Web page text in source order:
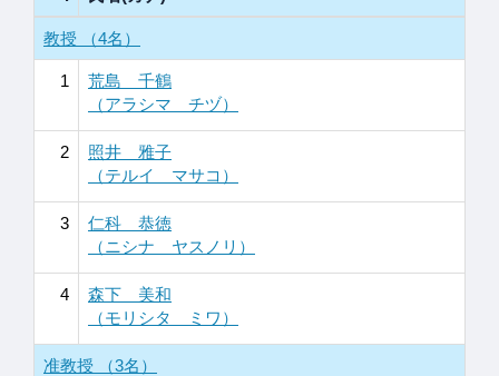
教授 （4名）
1
荒島 千鶴
（アラシマ チヅ）
2
照井 雅子
（テルイ マサコ）
3
仁科 恭徳
（ニシナ ヤスノリ）
4
森下 美和
（モリシタ ミワ）
准教授 （3名）